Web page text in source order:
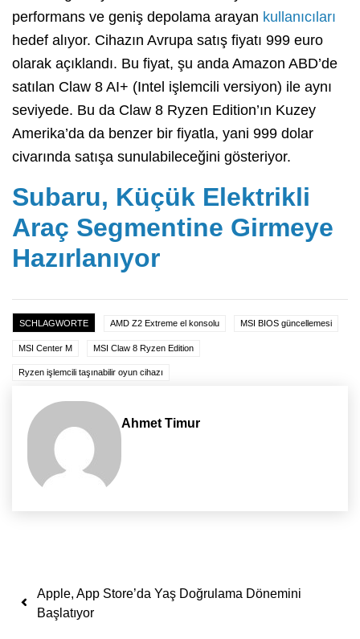
performans ve geniş depolama arayan kullanıcıları
hedef alıyor. Cihazın Avrupa satış fiyatı 999 euro
olarak açıklandı. Bu fiyat, şu anda Amazon ABD’de
satılan Claw 8 AI+ (Intel işlemcili versiyon) ile aynı
seviyede. Bu da Claw 8 Ryzen Edition’ın Kuzey
Amerika’da da benzer bir fiyatla, yani 999 dolar
civarında satışa sunulabileceğini gösteriyor.
Subaru, Küçük Elektrikli
Araç Segmentine Girmeye
Hazırlanıyor
SCHLAGWORTE AMD Z2 Extreme el konsolu MSI BIOS güncellemesi
MSI Center M MSI Claw 8 Ryzen Edition
Ryzen işlemcili taşınabilir oyun cihazı
Ahmet Timur
Yazı dolaşımı
Apple, App Store’da Yaş Doğrulama Dönemini
Başlatıyor